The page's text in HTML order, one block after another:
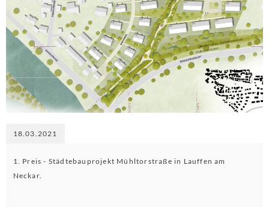
18.03.2021
1. Preis - Städtebauprojekt Mühltorstraße in Lauffen am
Neckar.